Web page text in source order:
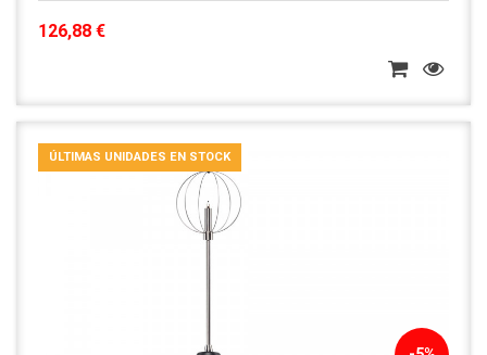
126,88 €
ÚLTIMAS UNIDADES EN STOCK